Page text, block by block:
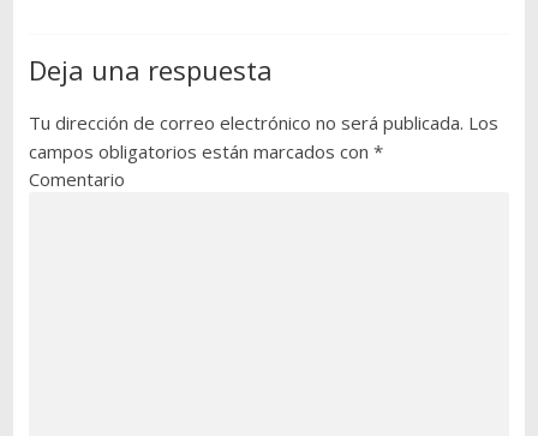
Deja una respuesta
Tu dirección de correo electrónico no será publicada. Los
campos obligatorios están marcados con *
Comentario